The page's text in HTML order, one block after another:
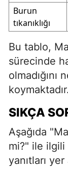
Burun
tıkanıklığı
Bu tablo,
sürecinde
koymaktadır.
SIKÇA
Aşağıda
mi?" ile ilgili
yanıtları